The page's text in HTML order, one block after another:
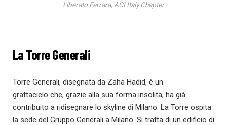
Liberato Ferrara, ACI Italy Chapter
La Torre Generali
Torre Generali, disegnata da Zaha Hadid, è un
grattacielo che, grazie alla sua forma insolita, ha già
contribuito a ridisegnare lo skyline di Milano. La Torre ospita
la sede del Gruppo Generali a Milano. Si tratta di un edificio di